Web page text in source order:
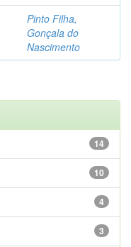
Pinto Filha,
Gonçala do
Nascimento
14
10
4
3